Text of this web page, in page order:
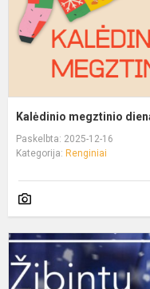
Kalėdinio megztinio
Paskelbta: 2025-12-16
Kategorija: Renginiai